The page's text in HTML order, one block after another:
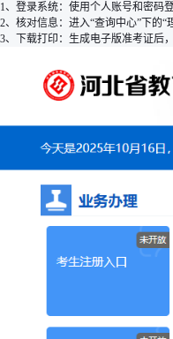
1、登录系统：使用个人账号和密码
2、核对信息：进入“查询中心”下的
3、下载打印：生成电子版准考证后